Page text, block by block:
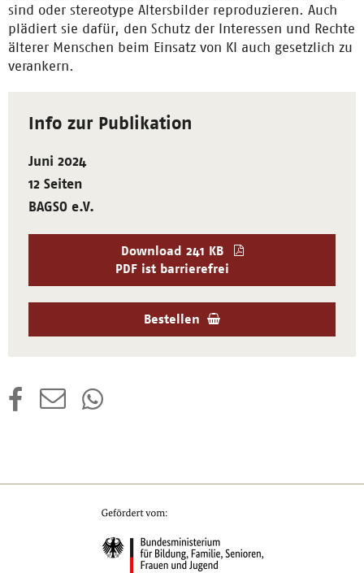
sind oder stereotype Altersbilder reproduzieren. Auch
plädiert sie dafür, den Schutz der Interessen und Rechte
älterer Menschen beim Einsatz von KI auch gesetzlich zu
verankern.
Info zur Publikation
Juni 2024
12 Seiten
BAGSO e.V.
Download 241 KB
PDF ist barrierefrei
Bestellen